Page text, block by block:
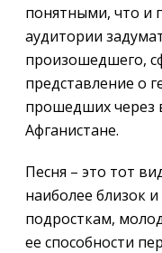
понятными, что и
аудитории
произошедшего,
представление о
прошедших через
Афганистане.
Песня – это тот
наиболее близок
подросткам,
ее способности